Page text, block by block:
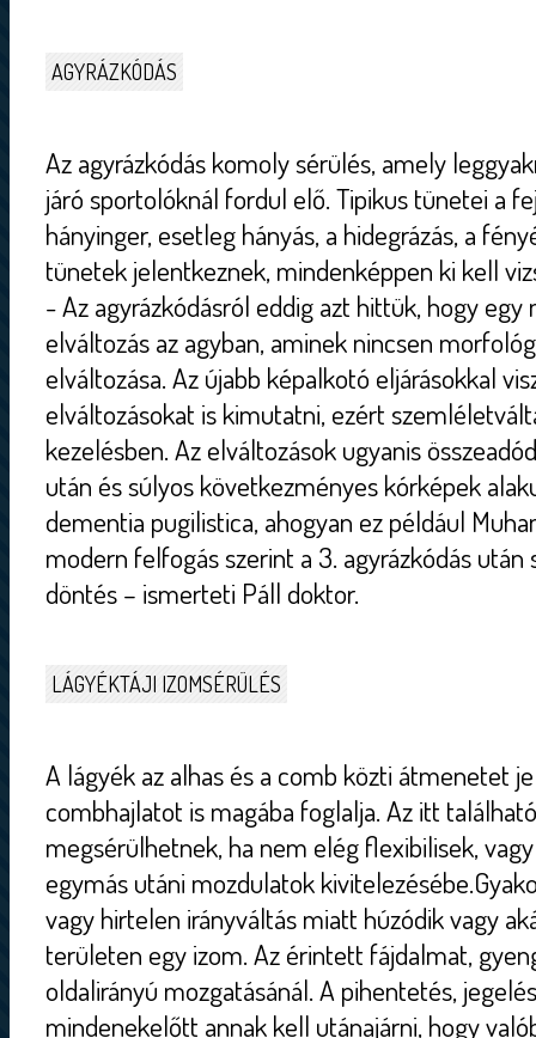
AGYRÁZKÓDÁS
Az agyrázkódás komoly sérülés, amely
járó sportolóknál fordul elő. Tipikus tünetei a
hányinger, esetleg hányás, a hidegrázás, a
tünetek jelentkeznek, mindenképpen ki kell
- Az agyrázkódásról eddig azt hittük, hogy
elváltozás az agyban, aminek nincsen
elváltozása. Az újabb képalkotó eljárásokkal
elváltozásokat is kimutatni, ezért
kezelésben. Az elváltozások ugyanis
után és súlyos következményes kórképek
dementia pugilistica, ahogyan ez például
modern felfogás szerint a 3. agyrázkódás után
döntés – ismerteti Páll doktor.
LÁGYÉKTÁJI IZOMSÉRÜLÉS
A lágyék az alhas és a comb közti átmenetet
combhajlatot is magába foglalja. Az itt
megsérülhetnek, ha nem elég flexibilisek,
egymás utáni mozdulatok
vagy hirtelen irányváltás miatt húzódik vagy
területen egy izom. Az érintett fájdalmat,
oldalirányú mozgatásánál. A pihentetés,
mindenekelőtt annak kell utánajárni, hogy